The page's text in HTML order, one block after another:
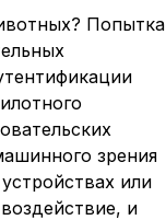
Попытка
зрения
или
и